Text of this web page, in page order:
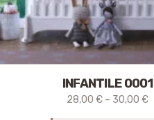
INFANTILE 0001
28,00€ – 30,00€